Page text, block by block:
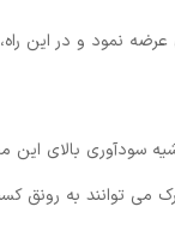
عرضه نمود و در این
سودآوری بالای این
می توانند به رونق